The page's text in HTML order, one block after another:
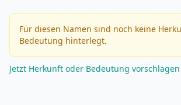
Für diesen Namen sind noch keine
Bedeutung hinterlegt.
Jetzt Herkunft oder Bedeutung